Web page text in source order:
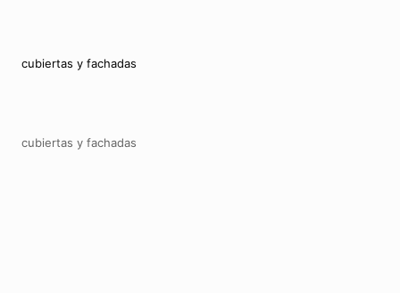
cubiertas y fachadas
cubiertas y fachadas